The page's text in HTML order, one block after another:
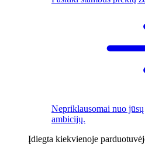
Nepriklausomai nuo
ambicijų.
Įdiegta kiekvienoje